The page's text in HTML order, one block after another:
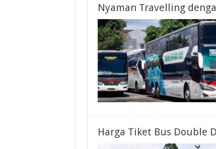
Nyaman Travelling
Harga Tiket Bus Double